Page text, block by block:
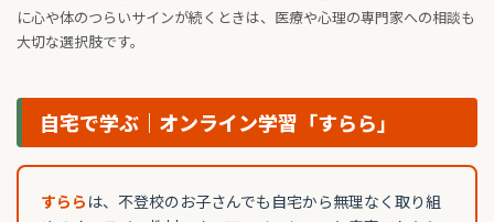
に心や体のつらいサインが続くときは、医療や心理の専門家への相談も
大切な選択肢です。
自宅で学ぶ｜オンライン学習「すらら」
すらら は、不登校のお子さんでも自宅から無理なく取り組